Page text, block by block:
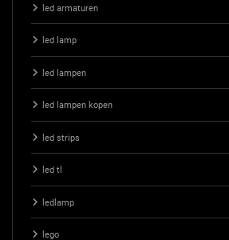
led armaturen
led lamp
led lampen
led lampen kopen
led strips
led tl
ledlamp
lego